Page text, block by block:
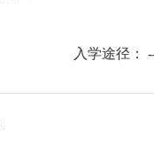
入学途径：